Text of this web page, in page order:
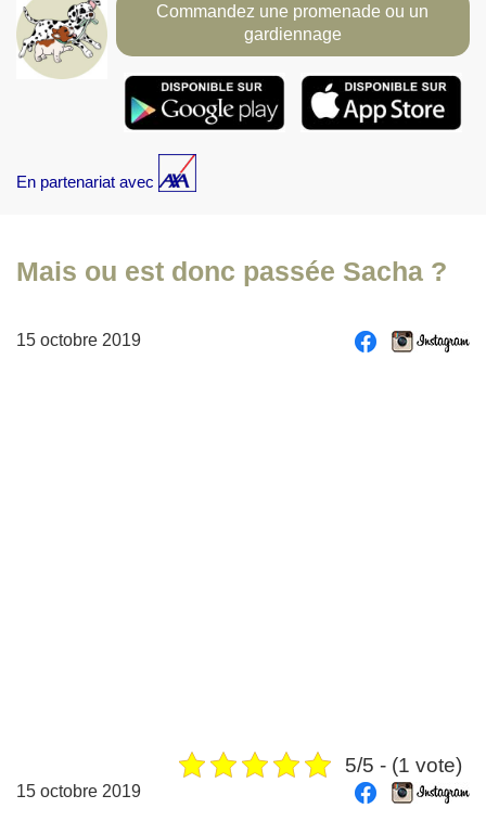
Commandez une promenade ou un
gardiennage
En partenariat avec
Mais ou est donc passée Sacha ?
15 octobre 2019
5/5 - (1 vote)
15 octobre 2019